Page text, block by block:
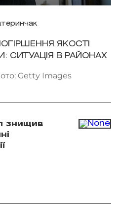
ЯКОСТІ
СИТУАЦІЯ В РАЙОНАХ
Getty Images
знищив